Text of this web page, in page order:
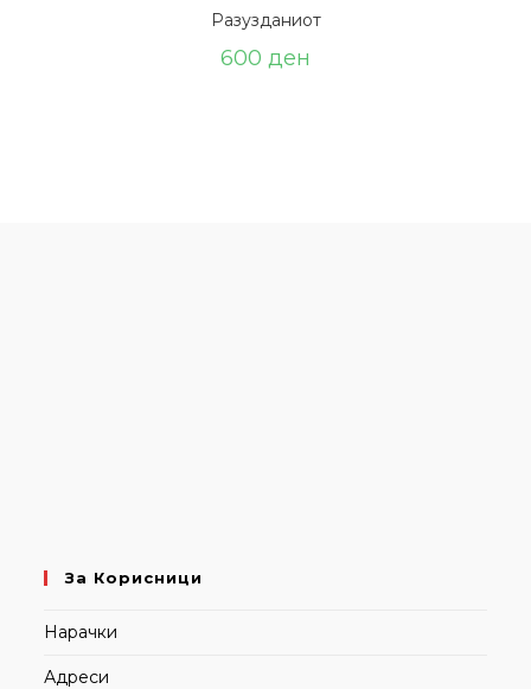
Разузданиот
600 ден
За Корисници
Нарачки
Адреси